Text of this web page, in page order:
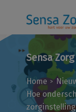
Sensa Zorg
Home >
Hoe